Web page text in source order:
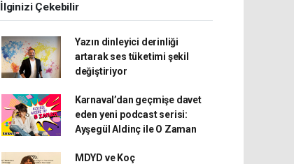
İlginizi Çekebilir
Yazın dinleyici derinliği
artarak ses tüketimi şekil
değiştiriyor
Karnaval’dan geçmişe davet
eden yeni podcast serisi:
Ayşegül Aldinç ile O Zaman
MDYD ve Koç